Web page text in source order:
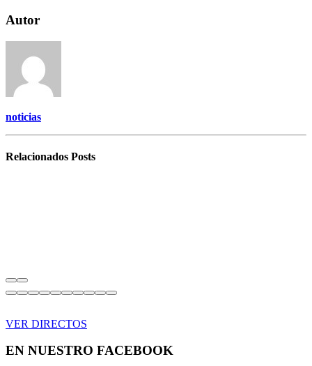
Autor
noticias
Relacionados Posts
VER DIRECTOS
EN NUESTRO FACEBOOK